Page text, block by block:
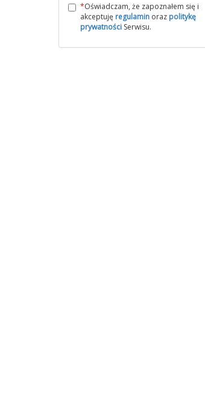
*Oświadczam, że zapoznałem się i
akceptuję regulamin oraz politykę
prywatności Serwisu.